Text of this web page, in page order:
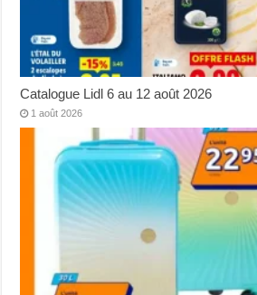
Catalogue Lidl 6 au 12 août 2026
1 août 2026